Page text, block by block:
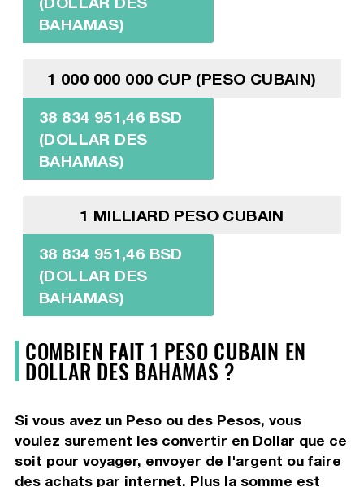
BAHAMAS)
1 000 000 000 CUP (PESO CUBAIN)
38 834 951,46 BSD
(DOLLAR DES
BAHAMAS)
1 MILLIARD PESO CUBAIN
38 834 951,46 BSD
(DOLLAR DES
BAHAMAS)
COMBIEN FAIT 1 PESO CUBAIN EN
DOLLAR DES BAHAMAS ?
Si vous avez un Peso ou des Pesos, vous
voulez surement les convertir en Dollar que ce
soit pour voyager, envoyer de l'argent ou faire
des achats par internet. Plus la somme est